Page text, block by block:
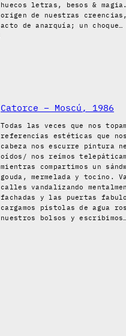
huecos letras, besos &
origen de nuestras creencias,
acto de anarquía; un choque…
Catorce – Moscú, 1986
Todas las veces que nos
referencias estéticas que
cabeza nos escurre pintura
oídos/ nos reímos
mientras compartimos un
gouda, mermelada y tocino.
calles vandalizando
fachadas y las puertas
cargamos pistolas de agua
nuestros bolsos y escribimos…